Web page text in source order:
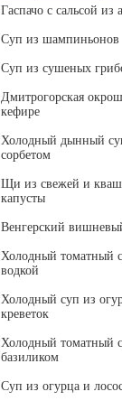
Гаспачо с сальсой из
Суп из шампиньонов
Суп из сушеных
Дмитрогорская
кефире
Холодный дынный
сорбетом
Щи из свежей и
капусты
Венгерский
Холодный томатный
водкой
Холодный суп из
креветок
Холодный томатный
базиликом
Суп из огурца и